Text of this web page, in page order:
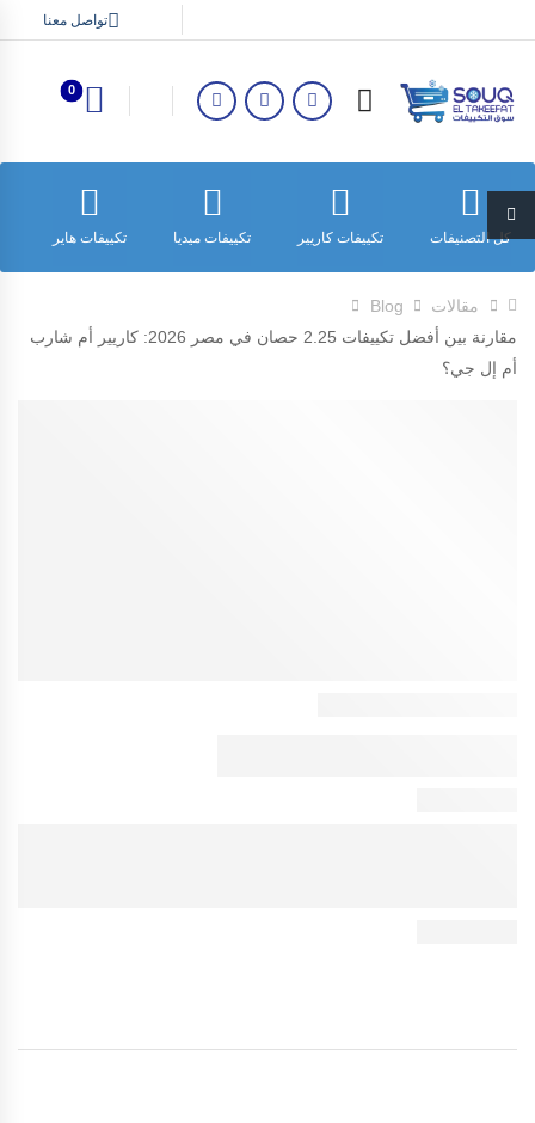
تواصل معنا
0
كل التصنيفات تكييفات كاريير تكييفات ميديا تكييفات هاير
مقالات
Blog
مقارنة بين أفضل تكييفات 2.25 حصان في مصر 2026: كاريير أم شارب
أم إل جي؟